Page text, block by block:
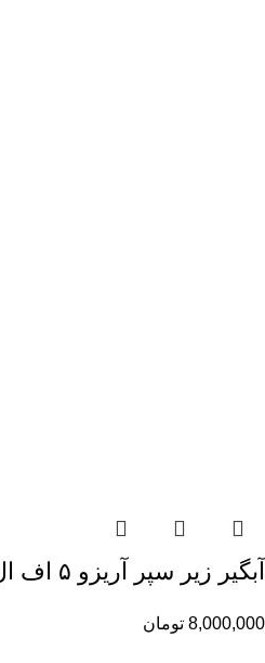
آبگیر زیر سپر آریزو ۵ اف ال ARRIZO 5 FL
8,000,000 تومان